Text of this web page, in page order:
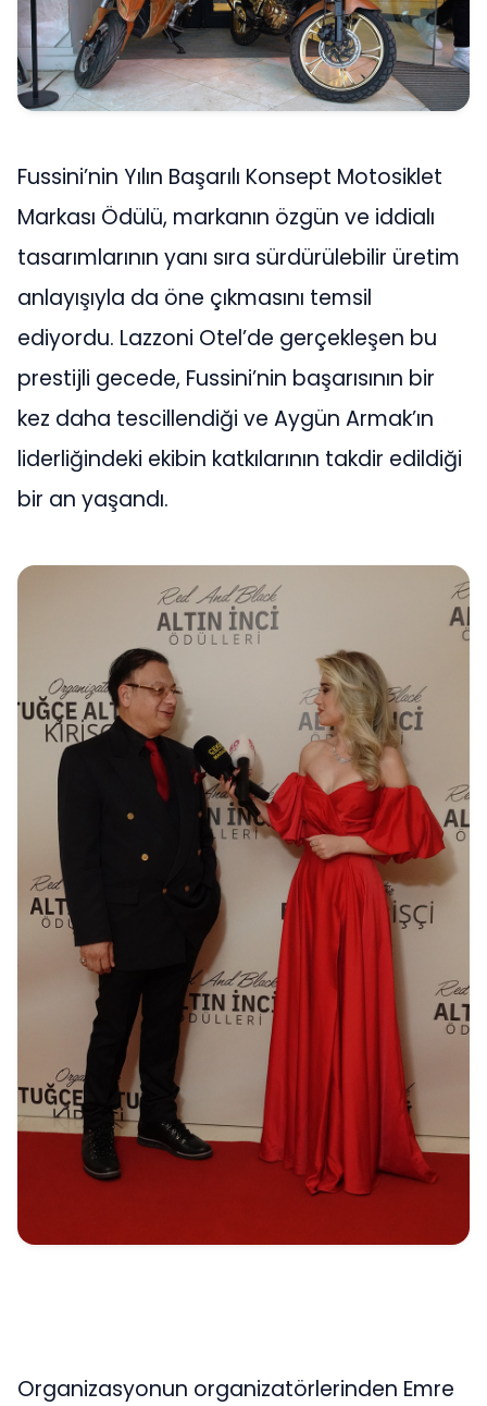
Fussini’nin Yılın Başarılı Konsept Motosiklet
Markası Ödülü, markanın özgün ve iddialı
tasarımlarının yanı sıra sürdürülebilir üretim
anlayışıyla da öne çıkmasını temsil
ediyordu. Lazzoni Otel’de gerçekleşen bu
prestijli gecede, Fussini’nin başarısının bir
kez daha tescillendiği ve Aygün Armak’ın
liderliğindeki ekibin katkılarının takdir edildiği
bir an yaşandı.
Organizasyonun organizatörlerinden Emre